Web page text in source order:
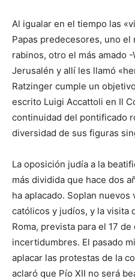
Al igualar en el tiempo las
Papas predecesores, uno el
rabinos, otro el más amado
Jerusalén y allí les llamó
Ratzinger cumple un
escrito Luigi Accattoli en Il
continuidad del pontificado
diversidad de sus figuras
La oposición judía a la
más dividida que hace dos
ha aplacado. Soplan
católicos y judíos, y la visita
Roma, prevista para el 17
incertidumbres. El pasado
aplacar las protestas de la
aclaró que Pío XII no será